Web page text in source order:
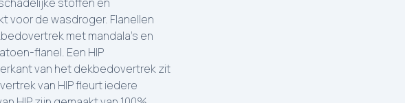
voor de wasdroger. Flanellen
met mandala's en
flanel. Een HIP
van het dekbedovertrek zit
van HIP fleurt iedere